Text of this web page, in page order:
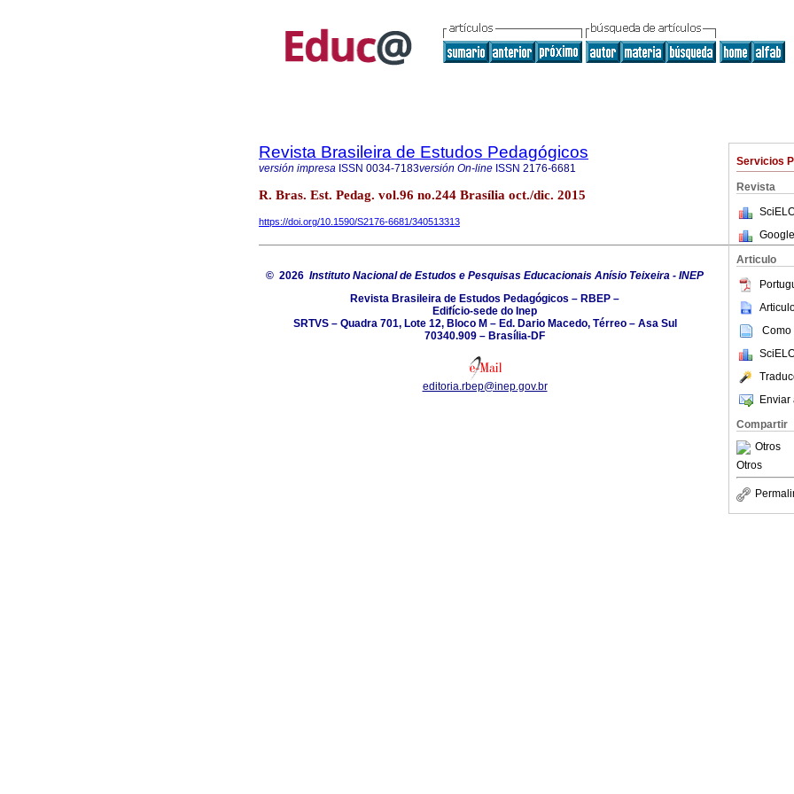
Servicios
Revista
Articulo
Como
Enviar
Compartir
Otros
Otros
Revista Brasileira de Estudos Pedagógicos
versión impresa ISSN 0034-7183versión On-line ISSN 2176-6681
R. Bras. Est. Pedag. vol.96 no.244 Brasília oct./dic. 2015
https://doi.org/10.1590/S2176-6681/340513313
© 2026 Instituto Nacional de Estudos e Pesquisas Educacionais Anísio Teixeira - INEP
Revista Brasileira de Estudos Pedagógicos – RBEP –
Edifício-sede do Inep
SRTVS – Quadra 701, Lote 12, Bloco M – Ed. Dario Macedo, Térreo – Asa Sul
70340.909 – Brasília-DF
editoria.rbep@inep.gov.br